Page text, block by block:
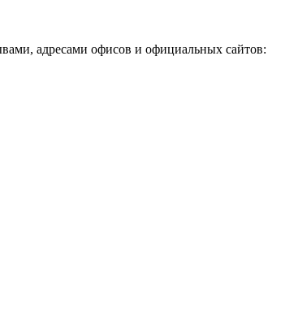
адресами офисов и официальных сайтов: